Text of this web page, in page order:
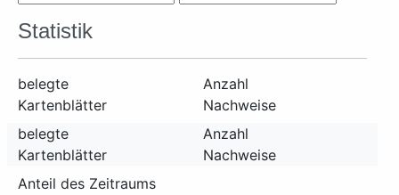
Statistik
belegte
Kartenblätter
Anzahl
Nachweise
belegte
Kartenblätter
Anzahl
Nachweise
Anteil des Zeitraums